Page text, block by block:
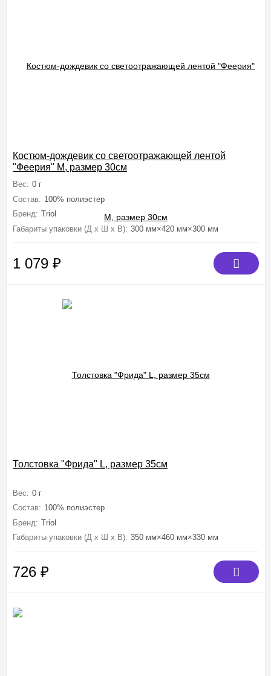
Костюм-дождевик со светоотражающей лентой
"Феерия" M, размер 30см
Вес: 0 г
Состав: 100% полиэстер
Бренд: Triol
Габариты упаковки (Д х Ш х В): 300 мм×420 мм×300 мм
1 079 ₽
Толстовка "Фрида" L, размер 35см
Вес: 0 г
Состав: 100% полиэстер
Бренд: Triol
Габариты упаковки (Д х Ш х В): 350 мм×460 мм×330 мм
726 ₽